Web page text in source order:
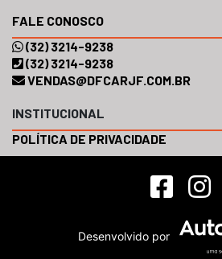
FALE CONOSCO
(32) 3214-9238
(32) 3214-9238
VENDAS@DFCARJF.COM.BR
INSTITUCIONAL
POLÍTICA DE PRIVACIDADE
Desenvolvido por